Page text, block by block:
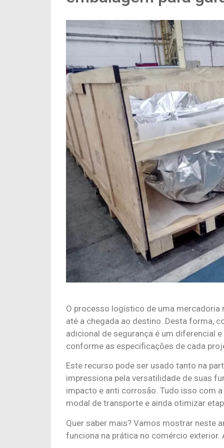
O processo logístico de uma
até a chegada ao destino. Desta forma,
adicional de segurança é um diferencial
conforme as especificações de cada
Este recurso pode ser usado tanto na
impressiona pela versatilidade de suas
impacto e anti corrosão. Tudo isso com
modal de transporte e ainda otimizar
Quer saber mais? Vamos mostrar neste
funciona na prática no comércio exterior.